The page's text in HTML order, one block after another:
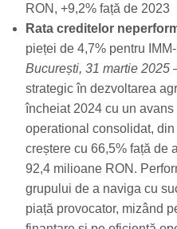
RON, +9,2% față de 2023
Rata creditelor
pieței de 4,7% pentru
București, 31 martie 2025
strategic în dezvoltarea
încheiat 2024 cu un
operational consolidat,
creștere cu 66,5% față de
92,4 milioane RON.
grupului de a naviga cu
piață provocator, mizând